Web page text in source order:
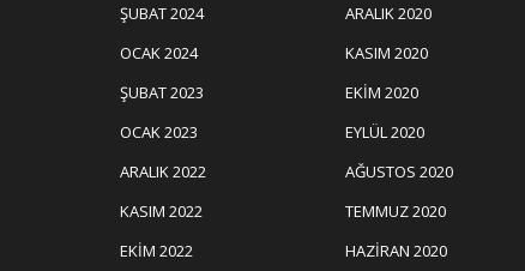
ŞUBAT 2024
OCAK 2024
ŞUBAT 2023
OCAK 2023
ARALIK 2022
KASIM 2022
EKIM 2022
ARALIK 2020
KASIM 2020
EKIM 2020
EYLÜL 2020
AĞUSTOS 2020
TEMMUZ 2020
HAZIRAN 2020